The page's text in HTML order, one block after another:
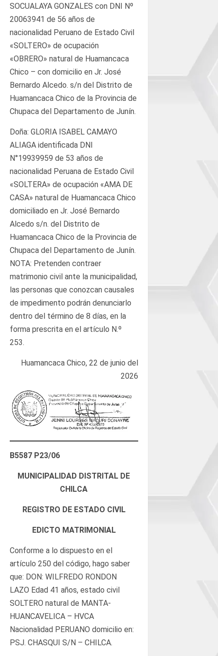
SOCUALAYA GONZALES con DNI Nº
20063941 de 56 años de
nacionalidad Peruano de Estado Civil
«SOLTERO» de ocupación
«OBRERO» natural de Huamancaca
Chico – con domicilio en Jr. José
Bernardo Alcedo. s/n del Distrito de
Huamancaca Chico de la Provincia de
Chupaca del Departamento de Junín.
Doña: GLORIA ISABEL CAMAYO
ALIAGA identificada DNI
N°19939959 de 53 años de
nacionalidad Peruana de Estado Civil
«SOLTERA» de ocupación «AMA DE
CASA» natural de Huamancaca Chico
domiciliado en Jr. José Bernardo
Alcedo s/n. del Distrito de
Huamancaca Chico de la Provincia de
Chupaca del Departamento de Junín.
NOTA: Pretenden contraer
matrimonio civil ante la municipalidad,
las personas que conozcan causales
de impedimento podrán denunciarlo
dentro del término de 8 días, en la
forma prescrita en el artículo N.º
253.
Huamancaca Chico, 22 de junio del
2026
B5587 P23/06
MUNICIPALIDAD DISTRITAL DE
CHILCA
REGISTRO DE ESTADO CIVIL
EDICTO MATRIMONIAL
Conforme a lo dispuesto en el
artículo 250 del código, hago saber
que: DON: WILFREDO RONDON
LAZO Edad 41 años, estado civil
SOLTERO natural de MANTA-
HUANCAVELICA – HVCA
Nacionalidad PERUANO domicilio en:
PSJ. CHASQUI S/N – CHILCA.